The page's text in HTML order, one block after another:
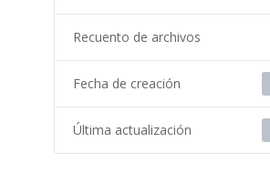
Recuento de archivos
Fecha de creación
Última actualización